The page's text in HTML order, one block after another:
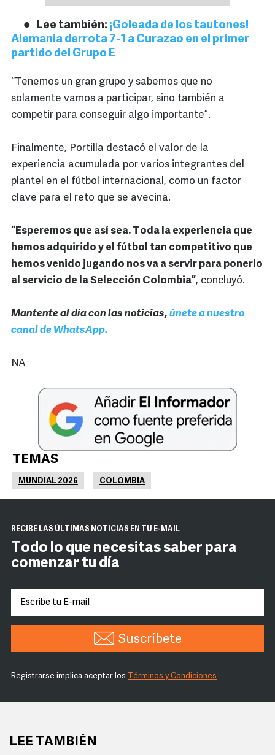
Lee también: ¡Goleada de los tautones!
Alemania derrota 7-1 a Curazao en el primer
partido del Grupo E
“Tenemos un gran grupo y sabemos que no
solamente vamos a participar, sino también a
competir para conseguir algo importante”.
Finalmente, Portilla destacó el valor de la
experiencia acumulada por varios integrantes del
plantel en el fútbol internacional, como un factor
clave para el reto que se avecina.
“Esperemos que así sea. Toda la experiencia que
hemos adquirido y el fútbol tan competitivo que
hemos venido jugando nos va a servir para ponerlo
al servicio de la Selección Colombia”, concluyó.
Mantente al día con las noticias, únete a nuestro
canal de WhatsApp.
NA
TEMAS
MUNDIAL 2026 COLOMBIA
RECIBE LAS ÚLTIMAS NOTICIAS EN TU E-MAIL
Todo lo que necesitas saber para
comenzar tu día
Suscríbete
Registrarse implica aceptar los Términos y Condiciones
LEE TAMBIÉN